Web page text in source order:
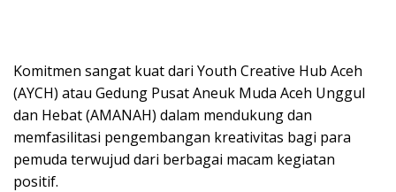
Komitmen sangat kuat dari Youth Creative Hub Aceh
(AYCH) atau Gedung Pusat Aneuk Muda Aceh Unggul
dan Hebat (AMANAH) dalam mendukung dan
memfasilitasi pengembangan kreativitas bagi para
pemuda terwujud dari berbagai macam kegiatan
positif.